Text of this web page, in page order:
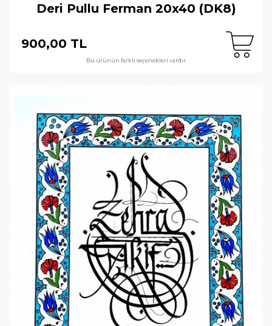
Deri Pullu Ferman 20x40 (DK8)
900,00 TL
Bu ürünün farklı seçenekleri vardır